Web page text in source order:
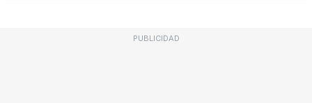
PUBLICIDAD